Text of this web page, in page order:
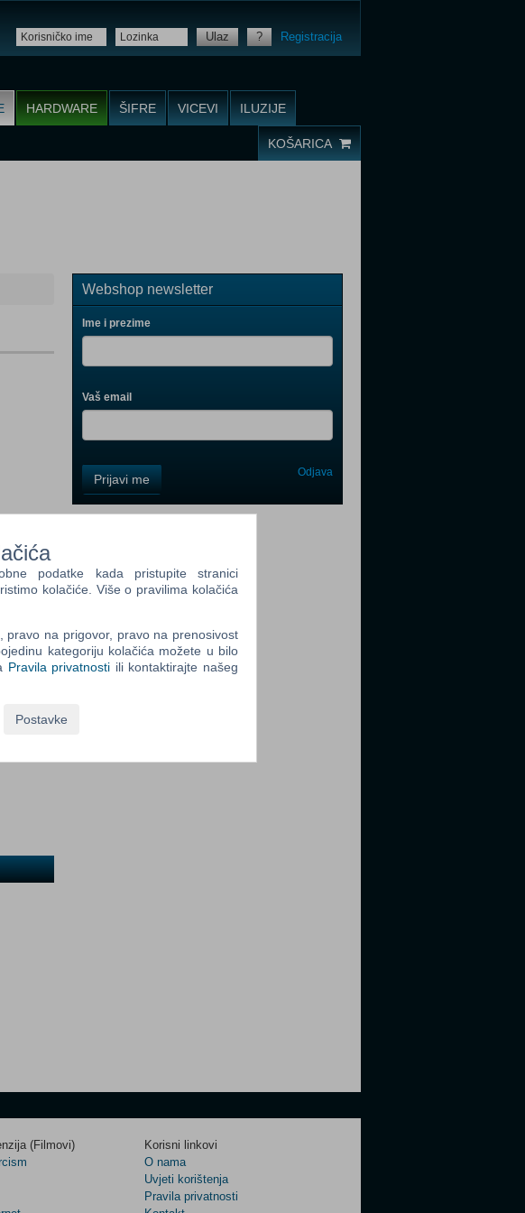
Ulaz ? Registracija
HARDWARE ŠIFRE VICEVI ILUZIJE
KOŠARICA
Webshop newsletter
Ime i prezime
Vaš email
Field
One
Control
Newsletter
Newsletter
Prijavi me Odjava
(Filmovi)
Korisni linkovi
O nama
Uvjeti korištenja
Pravila privatnosti
podatke kada pristupite stranici
kolačiće. Više o pravilima kolačića
na prigovor, pravo na prenosivost
kategoriju kolačića možete u bilo
Pravila privatnosti ili kontaktirajte našeg
Postavke